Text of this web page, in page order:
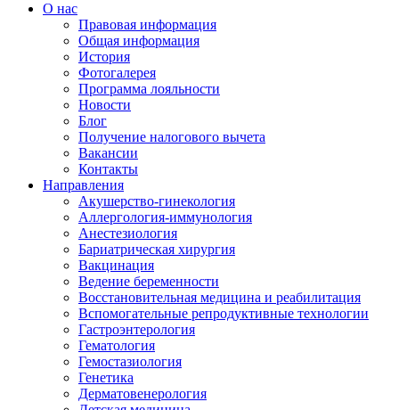
О нас
Правовая информация
Общая информация
История
Фотогалерея
Программа лояльности
Новости
Блог
Получение налогового вычета
Вакансии
Контакты
Направления
Акушерство-гинекология
Аллергология-иммунология
Анестезиология
Бариатрическая хирургия
Вакцинация
Ведение беременности
Восстановительная медицина и реабилитация
Вспомогательные репродуктивные технологии
Гастроэнтерология
Гематология
Гемостазиология
Генетика
Дерматовенерология